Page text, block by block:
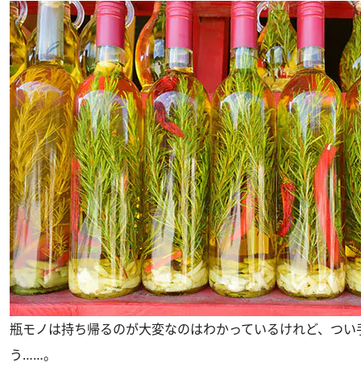
瓶モノは持ち帰るのが大変なのはわかっているけれど、つい
う……。